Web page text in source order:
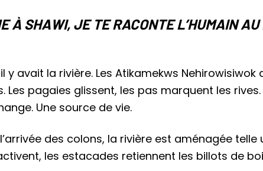
À SHAWI, JE TE RACONTE L’HUMAIN AU
y avait la rivière. Les Atikamekws Nehirowisiwok
Les pagaies glissent, les pas marquent les rives.
Une source de vie.
des colons, la rivière est aménagée
les estacades retiennent les billots de